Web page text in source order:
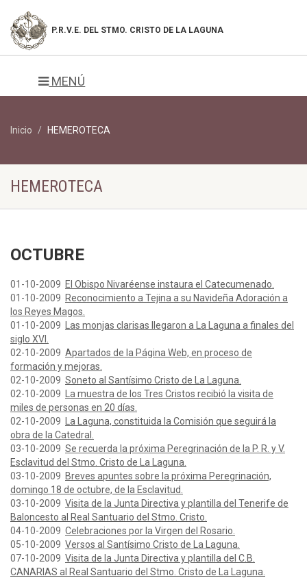
P.R.V.E. DEL STMO. CRISTO DE LA LAGUNA
MENÚ
Inicio HEMEROTECA
HEMEROTECA
OCTUBRE
01-10-2009 El Obispo Nivaréense instaura el Catecumenado.
01-10-2009 Reconocimiento a Tejina a su Navideña Adoración a
los Reyes Magos.
01-10-2009
Las monjas clarisas llegaron a La Laguna a finales del
siglo XVI.
02-10-2009 Apartados de la Página Web, en proceso de
formación y mejoras.
02-10-2009 Soneto al Santísimo Cristo de La Laguna.
02-10-2009
La muestra de los Tres Cristos recibió la visita de
miles de personas en 20 días.
02-10-2009
La Laguna, constituida la Comisión que seguirá la
obra de la Catedral.
03-10-2009 Se recuerda la próxima Peregrinación de la P. R. y V.
Esclavitud del Stmo. Cristo de La Laguna.
03-10-2009 Breves apuntes sobre la próxima Peregrinación,
domingo 18 de octubre, de la Esclavitud.
03-10-2009 Visita de la Junta Directiva y plantilla del Tenerife de
Baloncesto al Real Santuario del Stmo. Cristo.
04-10-2009 Celebraciones por la Virgen del Rosario.
05-10-2009 Versos al Santísimo Cristo de La Laguna.
07-10-2009 Visita de la Junta Directiva y plantilla del C.B.
CANARIAS al Real Santuario del Stmo. Cristo de La Laguna.